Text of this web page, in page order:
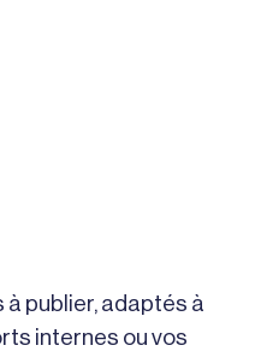
publier, adaptés à
internes ou vos